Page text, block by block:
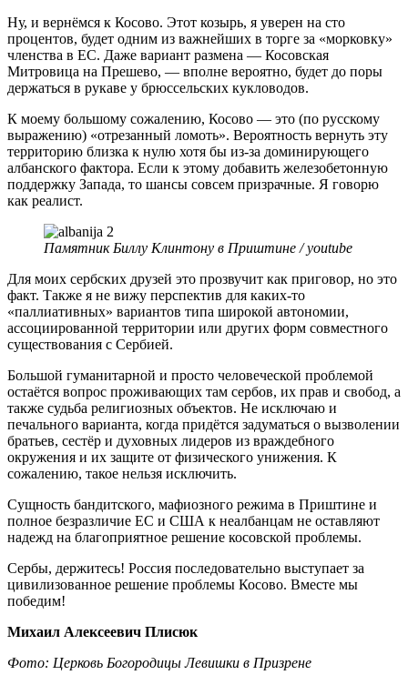
Ну, и вернёмся к Косово. Этот козырь, я уверен на сто
процентов, будет одним из важнейших в торге за «морковку»
членства в ЕС. Даже вариант размена — Косовская
Митровица на Прешево, — вполне вероятно, будет до поры
держаться в рукаве у брюссельских кукловодов.
К моему большому сожалению, Косово — это (по русскому
выражению) «отрезанный ломоть». Вероятность вернуть эту
территорию близка к нулю хотя бы из-за доминирующего
албанского фактора. Если к этому добавить железобетонную
поддержку Запада, то шансы совсем призрачные. Я говорю
как реалист.
Памятник Биллу Клинтону в Приштине / youtube
Для моих сербских друзей это прозвучит как приговор, но это
факт. Также я не вижу перспектив для каких-то
«паллиативных» вариантов типа широкой автономии,
ассоциированной территории или других форм совместного
существования с Сербией.
Большой гуманитарной и просто человеческой проблемой
остаётся вопрос проживающих там сербов, их прав и свобод, а
также судьба религиозных объектов. Не исключаю и
печального варианта, когда придётся задуматься о вызволении
братьев, сестёр и духовных лидеров из враждебного
окружения и их защите от физического унижения. К
сожалению, такое нельзя исключить.
Сущность бандитского, мафиозного режима в Приштине и
полное безразличие ЕС и США к неалбанцам не оставляют
надежд на благоприятное решение косовской проблемы.
Сербы, держитесь! Россия последовательно выступает за
цивилизованное решение проблемы Косово. Вместе мы
победим!
Михаил Алексеевич Плисюк
Фото: Церковь Богородицы Левишки в Призрене